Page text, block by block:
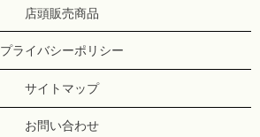
店頭販売商品
プライバシーポリシー
サイトマップ
お問い合わせ